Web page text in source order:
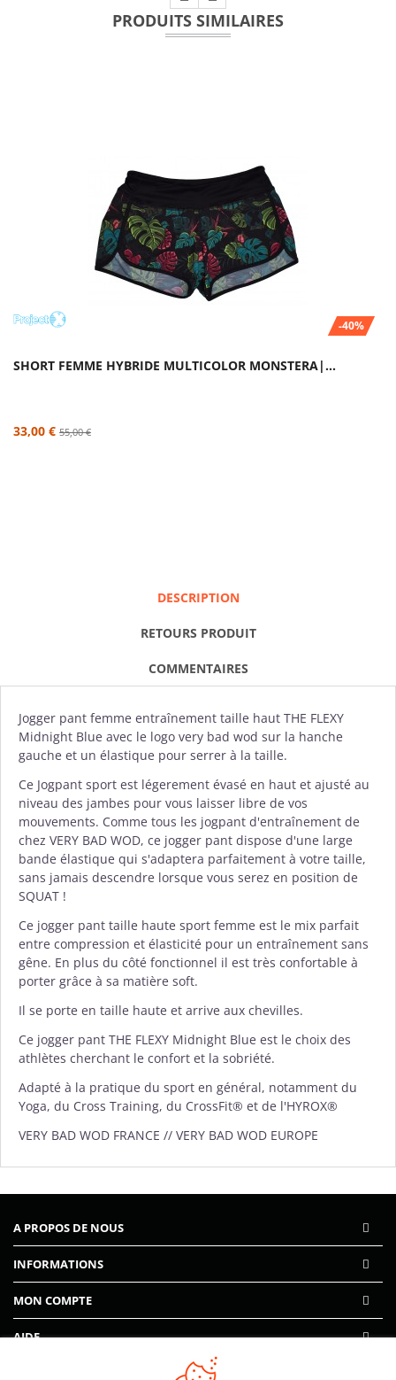
PRODUITS SIMILAIRES
-40%
SHORT FEMME HYBRIDE MULTICOLOR MONSTERA|...
33,00 € 55,00 €
DESCRIPTION
RETOURS PRODUIT
COMMENTAIRES
Jogger pant femme entraînement taille haut THE FLEXY
Midnight Blue avec le logo very bad wod sur la hanche
gauche et un élastique pour serrer à la taille.
Ce Jogpant sport est légerement évasé en haut et ajusté au
niveau des jambes pour vous laisser libre de vos
mouvements. Comme tous les jogpant d'entraînement de
chez VERY BAD WOD, ce jogger pant dispose d'une large
bande élastique qui s'adaptera parfaitement à votre taille,
sans jamais descendre lorsque vous serez en position de
SQUAT !
Ce jogger pant taille haute sport femme est le mix parfait
entre compression et élasticité pour un entraînement sans
gêne. En plus du côté fonctionnel il est très confortable à
porter grâce à sa matière soft.
Il se porte en taille haute et arrive aux chevilles.
Ce jogger pant THE FLEXY Midnight Blue est le choix des
athlètes cherchant le confort et la sobriété.
Adapté à la pratique du sport en général, notamment du
Yoga, du Cross Training, du CrossFit® et de l'HYROX®
VERY BAD WOD FRANCE // VERY BAD WOD EUROPE
A PROPOS DE NOUS
INFORMATIONS
MON COMPTE
AIDE